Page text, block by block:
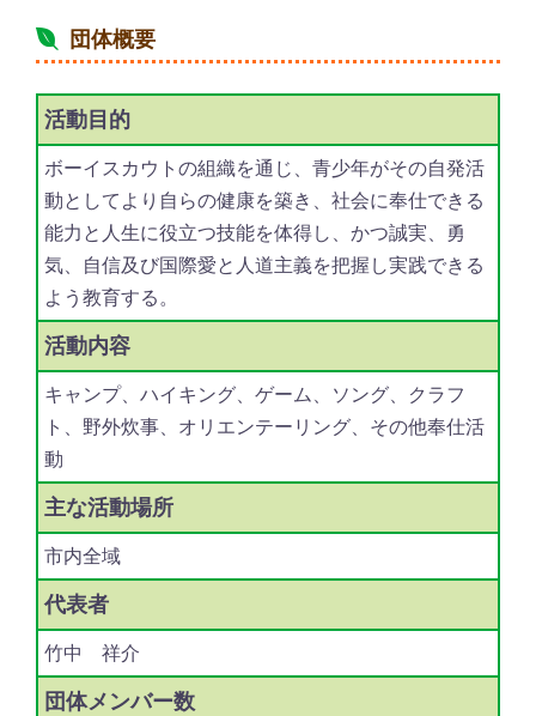
団体概要
活動目的
ボーイスカウトの組織を通じ、青少年がその自発活
動としてより自らの健康を築き、社会に奉仕できる
能力と人生に役立つ技能を体得し、かつ誠実、勇
気、自信及び国際愛と人道主義を把握し実践できる
よう教育する。
活動内容
キャンプ、ハイキング、ゲーム、ソング、クラフ
ト、野外炊事、オリエンテーリング、その他奉仕活
動
主な活動場所
市内全域
代表者
竹中 祥介
団体メンバー数